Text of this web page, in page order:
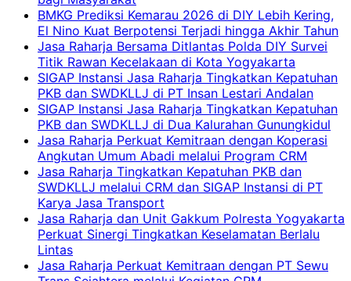
BMKG Prediksi Kemarau 2026 di DIY Lebih Kering,
El Nino Kuat Berpotensi Terjadi hingga Akhir Tahun
Jasa Raharja Bersama Ditlantas Polda DIY Survei
Titik Rawan Kecelakaan di Kota Yogyakarta
SIGAP Instansi Jasa Raharja Tingkatkan Kepatuhan
PKB dan SWDKLLJ di PT Insan Lestari Andalan
SIGAP Instansi Jasa Raharja Tingkatkan Kepatuhan
PKB dan SWDKLLJ di Dua Kalurahan Gunungkidul
Jasa Raharja Perkuat Kemitraan dengan Koperasi
Angkutan Umum Abadi melalui Program CRM
Jasa Raharja Tingkatkan Kepatuhan PKB dan
SWDKLLJ melalui CRM dan SIGAP Instansi di PT
Karya Jasa Transport
Jasa Raharja dan Unit Gakkum Polresta Yogyakarta
Perkuat Sinergi Tingkatkan Keselamatan Berlalu
Lintas
Jasa Raharja Perkuat Kemitraan dengan PT Sewu